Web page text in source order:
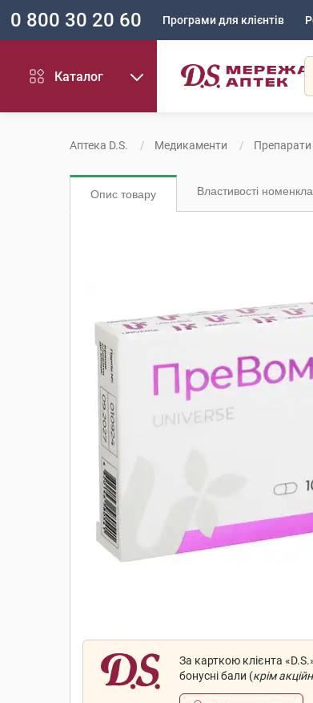
0 800 30 20 60 Програми для клієнтів
Каталог
Аптека D.S. Медикаменти Препарати
Опис товару Властивості
За карткою клієнта
бонусні бали (крім